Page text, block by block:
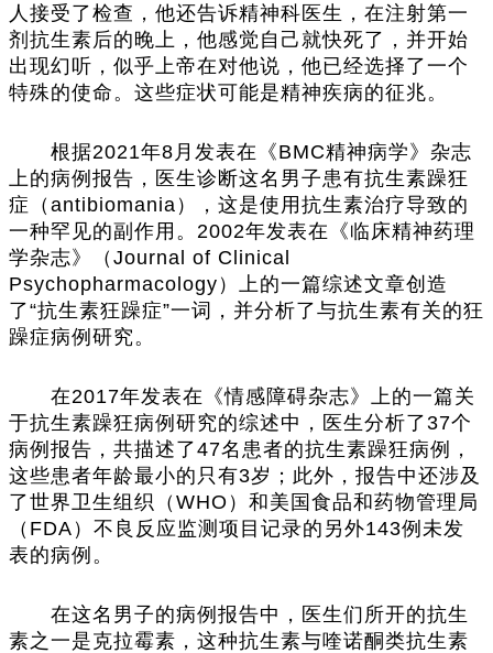
人接受了检查，他还告诉精神科医生，在注射第一
剂抗生素后的晚上，他感觉自己就快死了，并开始
出现幻听，似乎上帝在对他说，他已经选择了一个
特殊的使命。这些症状可能是精神疾病的征兆。
根据2021年8月发表在《BMC精神病学》杂志
上的病例报告，医生诊断这名男子患有抗生素躁狂
症（antibiomania），这是使用抗生素治疗导致的
一种罕见的副作用。2002年发表在《临床精神药理
学杂志》（Journal of Clinical
Psychopharmacology）上的一篇综述文章创造
了“抗生素狂躁症”一词，并分析了与抗生素有关的狂
躁症病例研究。
在2017年发表在《情感障碍杂志》上的一篇关
于抗生素躁狂病例研究的综述中，医生分析了37个
病例报告，共描述了47名患者的抗生素躁狂病例，
这些患者年龄最小的只有3岁；此外，报告中还涉及
了世界卫生组织（WHO）和美国食品和药物管理局
（FDA）不良反应监测项目记录的另外143例未发
表的病例。
在这名男子的病例报告中，医生们所开的抗生
素之一是克拉霉素，这种抗生素与喹诺酮类抗生素